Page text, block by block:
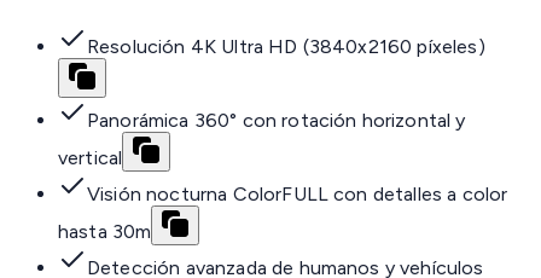
Resolución 4K Ultra HD (3840x2160 píxeles)
Panorámica 360° con rotación horizontal y
vertical
Visión nocturna ColorFULL con detalles a color
hasta 30m
Detección avanzada de humanos y vehículos